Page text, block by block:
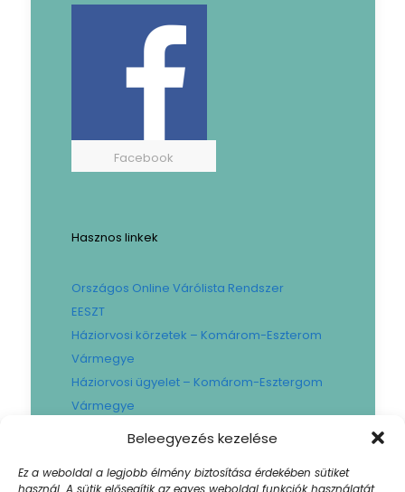
Beleegyezés kezelése
Ez a weboldal a legjobb élmény biztosítása érdekében sütiket
használ. A sütik elősegítik az egyes weboldal funkciók használatát
Facebook
Hasznos linkek
Országos Online Várólista Rendszer
EESZT
Háziorvosi körzetek – Komárom-Eszterom
Vármegye
Háziorvosi ügyelet – Komárom-Esztergom
Vármegye
Gyógyszertári ügyelet – Komárom-
Városi Fogászat